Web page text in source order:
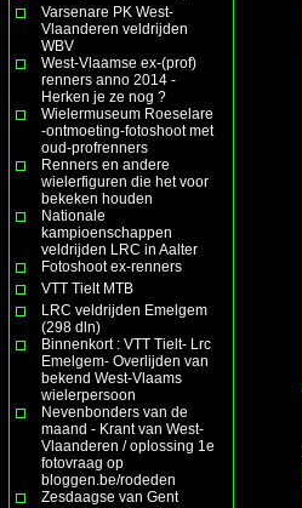
Varsenare PK West-
Vlaanderen veldrijden
WBV
West-Vlaamse ex-(prof)
renners anno 2014 -
Herken je ze nog ?
Wielermuseum Roeselare
-ontmoeting-fotoshoot met
oud-profrenners
Renners en andere
wielerfiguren die het voor
bekeken houden
Nationale
kampioenschappen
veldrijden LRC in Aalter
Fotoshoot ex-renners
VTT Tielt MTB
LRC veldrijden Emelgem
(298 dln)
Binnenkort : VTT Tielt- Lrc
Emelgem- Overlijden van
bekend West-Vlaams
wielerpersoon
Nevenbonders van de
maand - Krant van West-
Vlaanderen / oplossing 1e
fotovraag op
bloggen.be/rodeden
Zesdaagse van Gent